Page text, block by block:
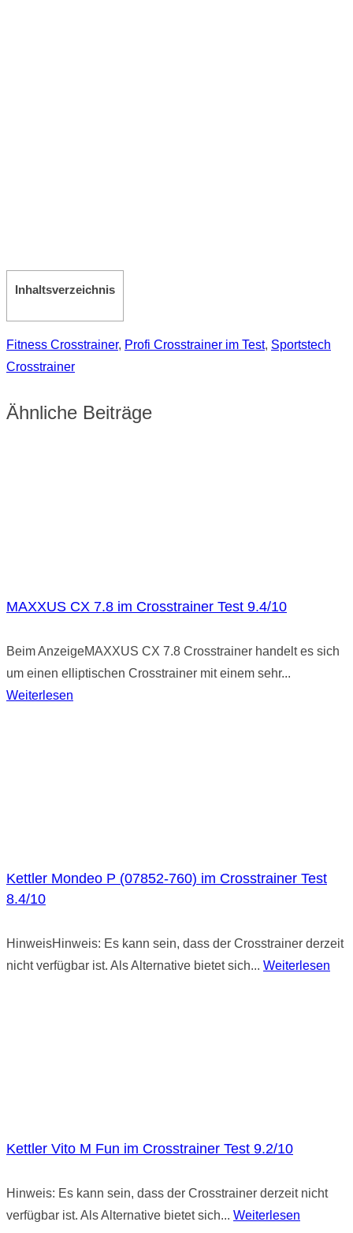
Inhaltsverzeichnis
Fitness Crosstrainer, Profi Crosstrainer im Test, Sportstech
Crosstrainer
Ähnliche Beiträge
MAXXUS CX 7.8 im Crosstrainer Test 9.4/10
Beim AnzeigeMAXXUS CX 7.8 Crosstrainer handelt es sich
um einen elliptischen Crosstrainer mit einem sehr...
Weiterlesen
Kettler Mondeo P (07852-760) im Crosstrainer Test
8.4/10
HinweisHinweis: Es kann sein, dass der Crosstrainer derzeit
nicht verfügbar ist. Als Alternative bietet sich... Weiterlesen
Kettler Vito M Fun im Crosstrainer Test 9.2/10
Hinweis: Es kann sein, dass der Crosstrainer derzeit nicht
verfügbar ist. Als Alternative bietet sich... Weiterlesen